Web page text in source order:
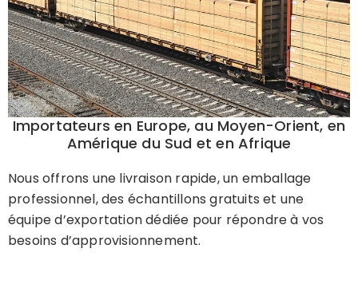
Importateurs en Europe, au Moyen-Orient, en
Amérique du Sud et en Afrique
Nous offrons une livraison rapide, un emballage
professionnel, des échantillons gratuits et une
équipe d’exportation dédiée pour répondre à vos
besoins d’approvisionnement.